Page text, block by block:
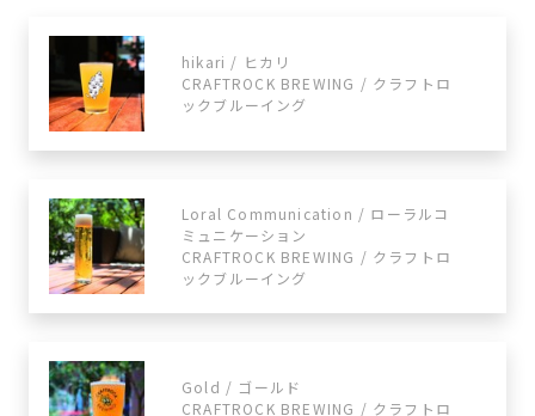
hikari / ヒカリ
CRAFTROCK BREWING / クラフトロ
ックブルーイング
Loral Communication / ローラルコ
ミュニケーション
CRAFTROCK BREWING / クラフトロ
ックブルーイング
Gold / ゴールド
CRAFTROCK BREWING / クラフトロ